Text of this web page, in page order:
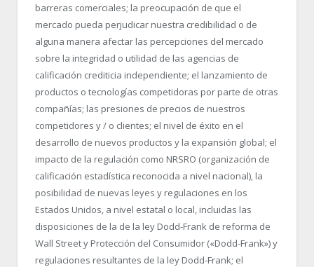
barreras comerciales; la preocupación de que el
mercado pueda perjudicar nuestra credibilidad o de
alguna manera afectar las percepciones del mercado
sobre la integridad o utilidad de las agencias de
calificación crediticia independiente; el lanzamiento de
productos o tecnologías competidoras por parte de otras
compañías; las presiones de precios de nuestros
competidores y / o clientes; el nivel de éxito en el
desarrollo de nuevos productos y la expansión global; el
impacto de la regulación como NRSRO (organización de
calificación estadística reconocida a nivel nacional), la
posibilidad de nuevas leyes y regulaciones en los
Estados Unidos, a nivel estatal o local, incluidas las
disposiciones de la de la ley Dodd-Frank de reforma de
Wall Street y Protección del Consumidor («Dodd-Frank») y
regulaciones resultantes de la ley Dodd-Frank; el